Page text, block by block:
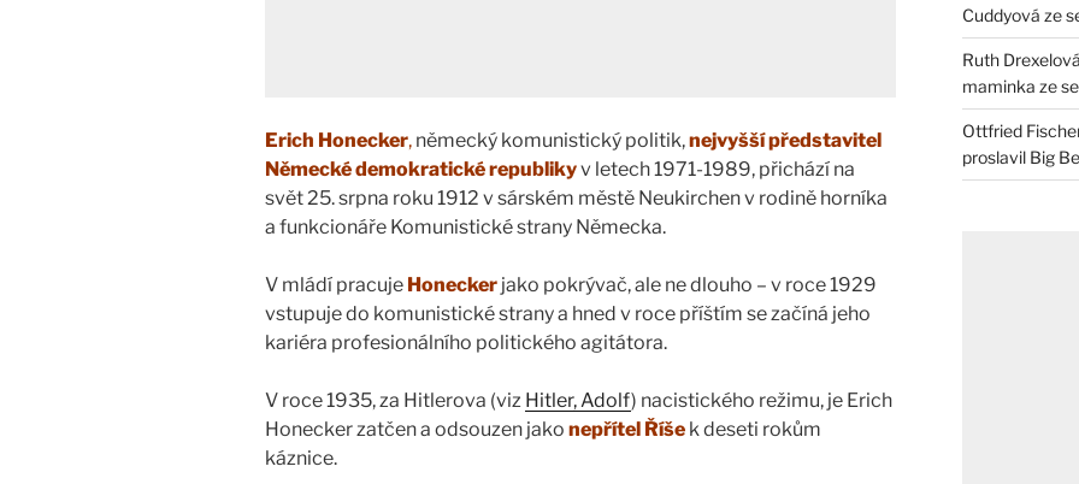
Erich Honecker, německý komunistický politik,nejvyšší představitel
Německé demokratické republikyv letech 1971-1989, přichází na
svět 25. srpna roku 1912 v sárském městě Neukirchen v rodině horníka
a funkcionáře Komunistické strany Německa.
V mládí pracuje Honecker jako pokrývač, ale ne dlouho – v roce 1929
vstupuje do komunistické strany a hned v roce příštím se začíná jeho
kariéra profesionálního politického agitátora.
V roce 1935, za Hitlerova (viz Hitler, Adolf) nacistického režimu, je Erich
Honecker zatčen a odsouzen jako nepřítel Říše k deseti rokům
káznice.
Cuddyová ze
Ruth
maminka ze
Ottfried
proslavil Big